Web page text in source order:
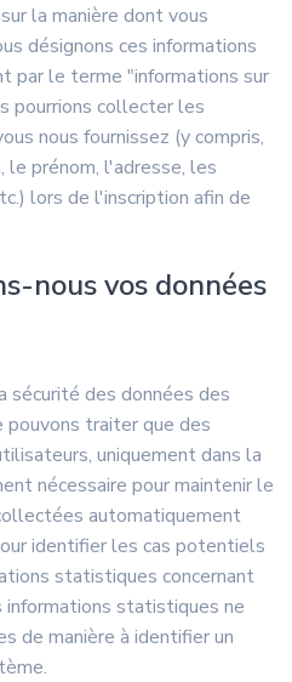
la manière dont vous
désignons ces informations
par le terme "informations sur
pourrions collecter les
nous fournissez (y compris,
le prénom, l'adresse, les
lors de l'inscription afin de
nous vos données
des données des
traiter que des
uniquement dans la
nécessaire pour maintenir le
automatiquement
identifier les cas potentiels
statistiques concernant
statistiques ne
de manière à identifier un